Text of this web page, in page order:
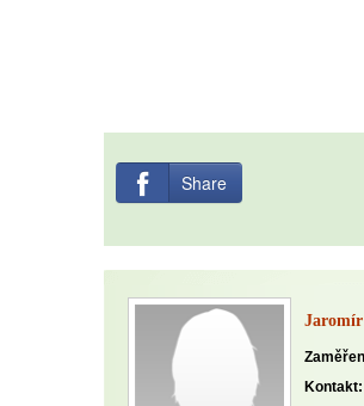
Share
Kontakt: